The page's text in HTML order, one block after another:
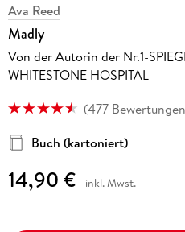
Ava Reed
Madly
Von der Autorin der Nr.1-
WHITESTONE HOSPITAL
(477 Bewertungen
Buch (kartoniert)
14,90 € inkl. Mwst.